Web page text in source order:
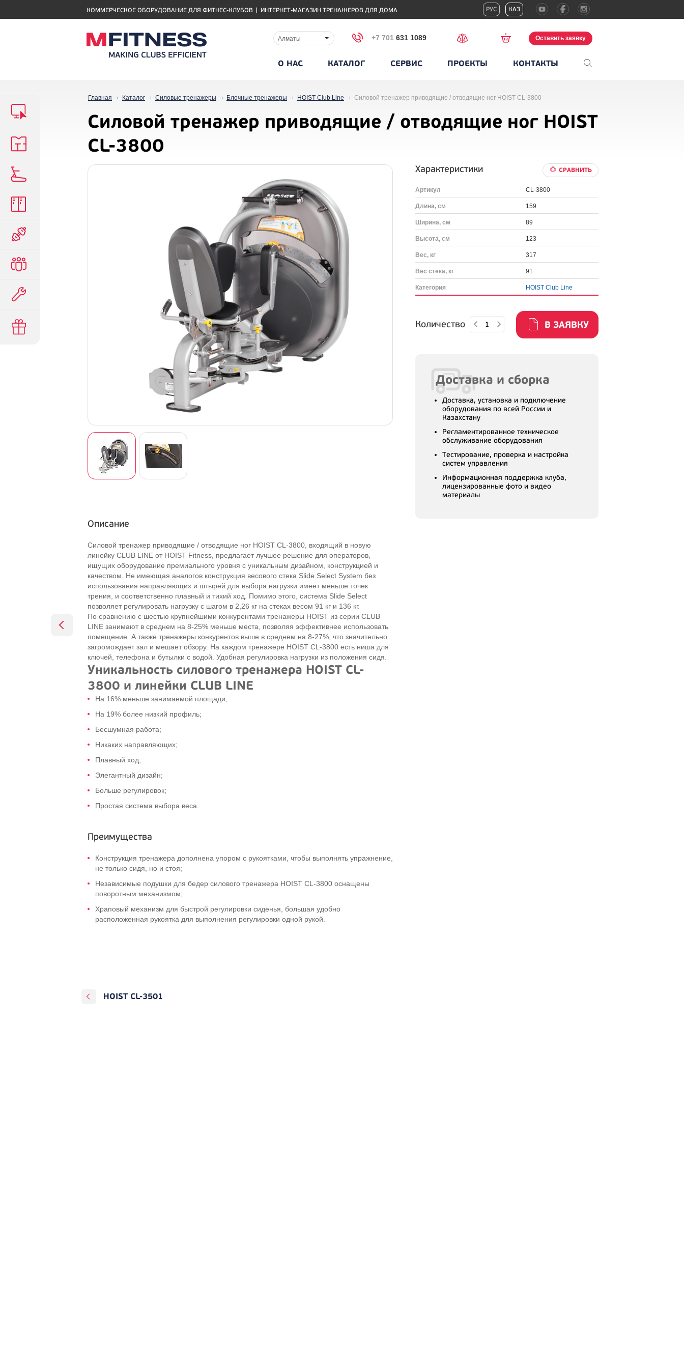
КОММЕРЧЕСКОЕ ОБОРУДОВАНИЕ ДЛЯ ФИТНЕС-КЛУБОВ ИНТЕРНЕТ-МАГАЗИН ТРЕНАЖЕРОВ ДЛЯ ДОМА РУС КАЗ
Алматы +7 701 631 1089 Оставить заявку
О НАС КАТАЛОГ СЕРВИС ПРОЕКТЫ КОНТАКТЫ
Главная Каталог Силовые тренажеры Блочные тренажеры HOIST Club Line Силовой тренажер приводящие / отводящие ног HOIST CL-3800
Силовой тренажер приводящие / отводящие ног HOIST
CL-3800
Характеристики СРАВНИТЬ
Артикул CL-3800
Длина, см 159
Ширина, см 89
Высота, см 123
Вес, кг 317
Вес стека, кг 91
Категория HOIST Club Line
Количество В ЗАЯВКУ
Доставка и сборка
Доставка, установка и подключение
оборудования по всей России и
Казахстану
Регламентированное техническое
обслуживание оборудования
Тестирование, проверка и настройка
систем управления
Информационная поддержка клуба,
лицензированные фото и видео
материалы
Описание
Силовой тренажер приводящие / отводящие ног HOIST CL-3800, входящий в новую
линейку CLUB LINE от HOIST Fitness, предлагает лучшее решение для операторов,
ищущих оборудование премиального уровня с уникальным дизайном, конструкцией и
качеством. Не имеющая аналогов конструкция весового стека Slide Select System без
использования направляющих и штырей для выбора нагрузки имеет меньше точек
трения, и соответственно плавный и тихий ход. Помимо этого, система Slide Select
позволяет регулировать нагрузку с шагом в 2,26 кг на стеках весом 91 кг и 136 кг.
По сравнению с шестью крупнейшими конкурентами тренажеры HOIST из серии CLUB
LINE занимают в среднем на 8-25% меньше места, позволяя эффективнее использовать
помещение. А также тренажеры конкурентов выше в среднем на 8-27%, что значительно
загромождает зал и мешает обзору. На каждом тренажере HOIST CL-3800 есть ниша для
ключей, телефона и бутылки с водой. Удобная регулировка нагрузки из положения сидя.
Уникальность силового тренажера HOIST CL-
3800 и линейки CLUB LINE
На 16% меньше занимаемой площади;
На 19% более низкий профиль;
Бесшумная работа;
Никаких направляющих;
Плавный ход;
Элегантный дизайн;
Больше регулировок;
Простая система выбора веса.
Преимущества
Конструкция тренажера дополнена упором с рукоятками, чтобы выполнять упражнение,
не только сидя, но и стоя;
Независимые подушки для бедер силового тренажера HOIST CL-3800 оснащены
поворотным механизмом;
Храповый механизм для быстрой регулировки сиденья, большая удобно
расположенная рукоятка для выполнения регулировки одной рукой.
HOIST CL-3501